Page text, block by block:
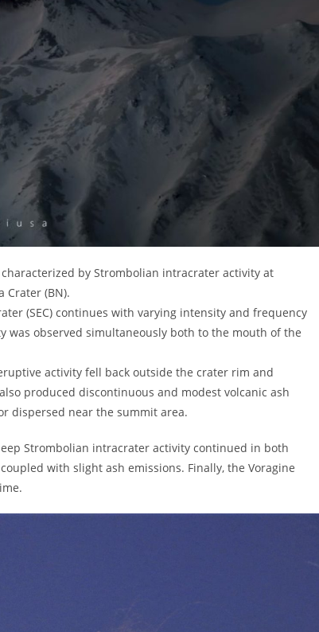
by Strombolian intracrater activity at
Crater (BN).
(SEC) continues with varying intensity and frequency
observed simultaneously both to the mouth of the
activity fell back outside the crater rim and
produced discontinuous and modest volcanic ash
dispersed near the summit area.
Strombolian intracrater activity continued in both
with slight ash emissions. Finally, the Voragine